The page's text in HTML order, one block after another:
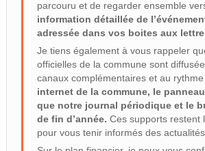
parcouru et de regarder ensemble
information détaillée de
adressée dans vos boites aux
Je tiens également à vous rappeler
officielles de la commune sont
canaux complémentaires et au
internet de la commune, le
que notre journal périodique et le
de fin d’année. Ces supports restent
pour vous tenir informés des